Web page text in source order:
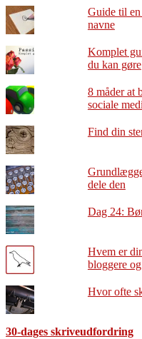
Guide til en
navne
Komplet
du kan gøre
8 måder at
sociale
Find din
dele den
Dag 24:
Hvem er
bloggere
Hvor ofte
30-dages skriveudfordring